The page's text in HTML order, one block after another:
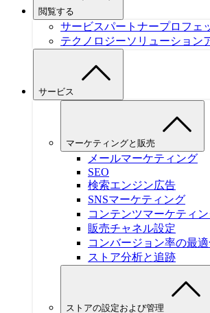
閲覧する
サービスパートナープロフェ
テクノロジーソリューション
サービス
マーケティングと販売
メールマーケティング
SEO
検索エンジン広告
SNSマーケティング
コンテンツマーケティ
販売チャネル設定
コンバージョン率の最
ストア分析と追跡
ストアの設定および管理